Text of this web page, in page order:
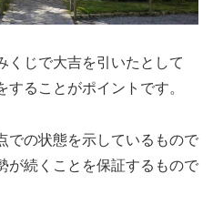
くじで大吉を引いたとして
ることがポイントです。
での状態を示しているもので
が続くことを保証するもので